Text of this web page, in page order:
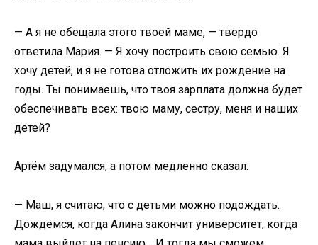
— А я не обещала этого твоей маме, — твёрдо
ответила Мария. — Я хочу построить свою семью. Я
хочу детей, и я не готова отложить их рождение на
годы. Ты понимаешь, что твоя зарплата должна будет
обеспечивать всех: твою маму, сестру, меня и наших
детей?
Артём задумался, а потом медленно сказал:
— Маш, я считаю, что с детьми можно подождать.
Дождёмся, когда Алина закончит университет, когда